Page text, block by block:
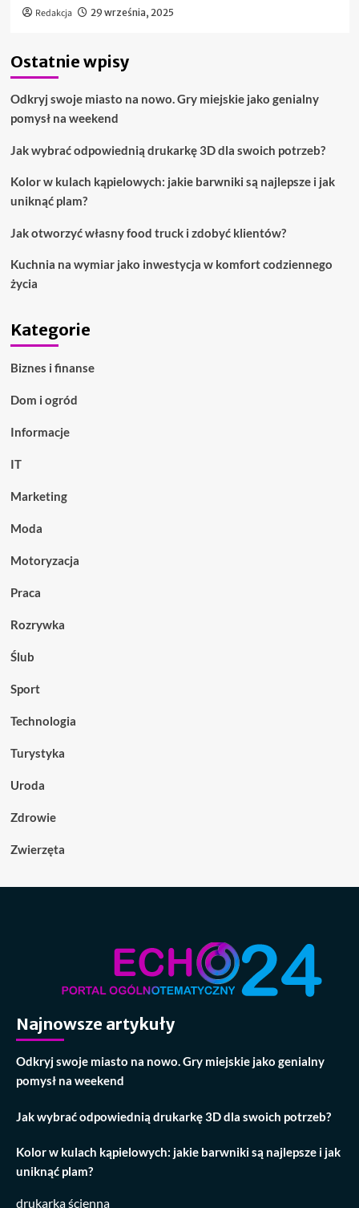
Redakcja 29 września, 2025
Ostatnie wpisy
Odkryj swoje miasto na nowo. Gry miejskie jako genialny
pomysł na weekend
Jak wybrać odpowiednią drukarkę 3D dla swoich potrzeb?
Kolor w kulach kąpielowych: jakie barwniki są najlepsze i jak
uniknąć plam?
Jak otworzyć własny food truck i zdobyć klientów?
Kuchnia na wymiar jako inwestycja w komfort codziennego
życia
Kategorie
Biznes i finanse
Dom i ogród
Informacje
IT
Marketing
Moda
Motoryzacja
Praca
Rozrywka
Ślub
Sport
Technologia
Turystyka
Uroda
Zdrowie
Zwierzęta
Najnowsze artykuły
Odkryj swoje miasto na nowo. Gry miejskie jako genialny
pomysł na weekend
Jak wybrać odpowiednią drukarkę 3D dla swoich potrzeb?
Kolor w kulach kąpielowych: jakie barwniki są najlepsze i jak
uniknąć plam?
drukarka ścienna